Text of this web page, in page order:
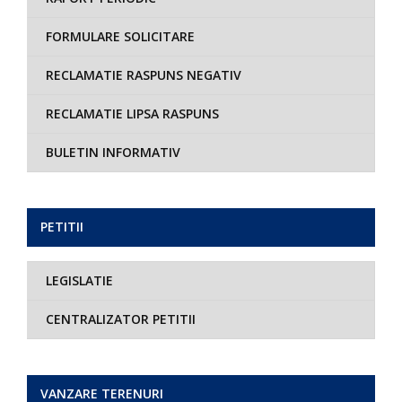
FORMULARE SOLICITARE
RECLAMATIE RASPUNS NEGATIV
RECLAMATIE LIPSA RASPUNS
BULETIN INFORMATIV
PETITII
LEGISLATIE
CENTRALIZATOR PETITII
VANZARE TERENURI